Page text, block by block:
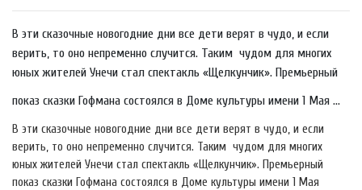
В эти сказочные новогодние дни все дети верят в чудо, и если
верить, то оно непременно случится. Таким чудом для многих
юных жителей Унечи стал спектакль «Щелкунчик». Премьерный
показ сказки Гофмана состоялся в Доме культуры имени 1 Мая ...
В эти сказочные новогодние дни все дети верят в чудо, и если
верить, то оно непременно случится. Таким чудом для многих
юных жителей Унечи стал спектакль «Щелкунчик». Премьерный
показ сказки Гофмана состоялся в Доме культуры имени 1 Мая